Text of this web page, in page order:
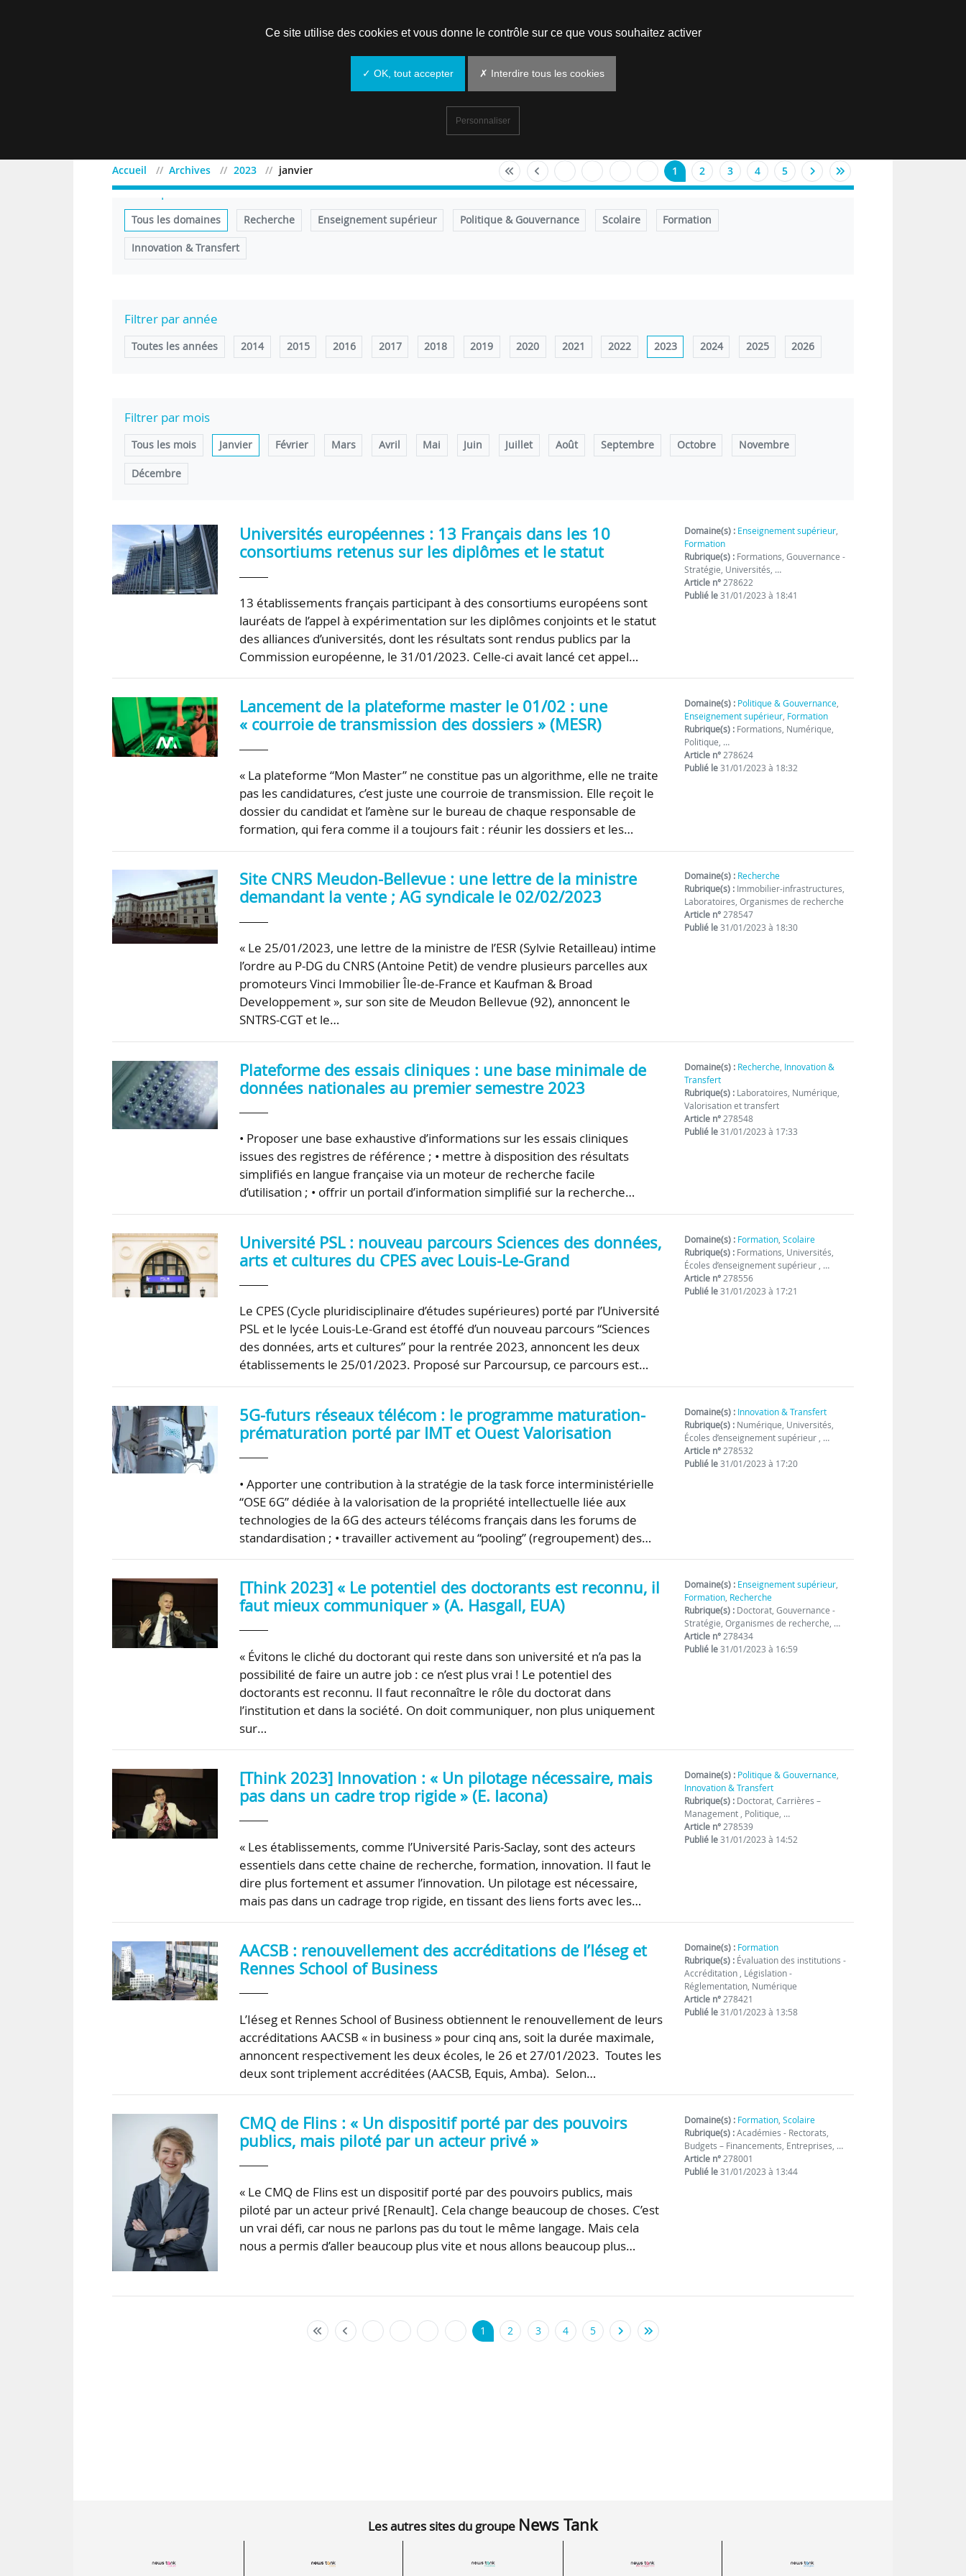
Accueil Archives 2023 janvier 1 2 3 4 5
Filtrer par domaine
Tous les domaines Recherche Enseignement supérieur Politique & Gouvernance Scolaire Formation
Innovation & Transfert
Filtrer par année
Toutes les années 2014 2015 2016 2017 2018 2019 2020 2021 2022 2023 2024 2025 2026
Filtrer par mois
Tous les mois Janvier Février Mars Avril Mai Juin Juillet Août Septembre Octobre Novembre
Décembre
Universités européennes : 13 Français dans les 10
consortiums retenus sur les diplômes et le statut
13 établissements français participant à des consortiums européens sont
lauréats de l’appel à expérimentation sur les diplômes conjoints et le statut
des alliances d’universités, dont les résultats sont rendus publics par la
Commission européenne, le 31/01/2023. Celle-ci avait lancé cet appel…
Domaine(s) : Enseignement supérieur,
Formation
Rubrique(s) : Formations, Gouvernance -
Stratégie, Universités, …
Article n°278622
Publié le31/01/2023 à 18:41
Lancement de la plateforme master le 01/02 : une
« courroie de transmission des dossiers » (MESR)
« La plateforme “Mon Master” ne constitue pas un algorithme, elle ne traite
pas les candidatures, c’est juste une courroie de transmission. Elle reçoit le
dossier du candidat et l’amène sur le bureau de chaque responsable de
formation, qui fera comme il a toujours fait : réunir les dossiers et les…
Domaine(s) : Politique & Gouvernance,
Enseignement supérieur, Formation
Rubrique(s) : Formations, Numérique,
Politique, …
Article n°278624
Publié le31/01/2023 à 18:32
Site CNRS Meudon-Bellevue : une lettre de la ministre
demandant la vente ; AG syndicale le 02/02/2023
« Le 25/01/2023, une lettre de la ministre de l’ESR (Sylvie Retailleau) intime
l’ordre au P-DG du CNRS (Antoine Petit) de vendre plusieurs parcelles aux
promoteurs Vinci Immobilier Île-de-France et Kaufman & Broad
Developpement », sur son site de Meudon Bellevue (92), annoncent le
SNTRS-CGT et le…
Domaine(s) : Recherche
Rubrique(s) : Immobilier-infrastructures,
Laboratoires, Organismes de recherche
Article n°278547
Publié le31/01/2023 à 18:30
Plateforme des essais cliniques : une base minimale de
données nationales au premier semestre 2023
• Proposer une base exhaustive d’informations sur les essais cliniques
issues des registres de référence ; • mettre à disposition des résultats
simplifiés en langue française via un moteur de recherche facile
d’utilisation ; • offrir un portail d’information simplifié sur la recherche…
Domaine(s) : Recherche, Innovation &
Transfert
Rubrique(s) : Laboratoires, Numérique,
Valorisation et transfert
Article n°278548
Publié le31/01/2023 à 17:33
Université PSL : nouveau parcours Sciences des données,
arts et cultures du CPES avec Louis-Le-Grand
Le CPES (Cycle pluridisciplinaire d’études supérieures) porté par l’Université
PSL et le lycée Louis-Le-Grand est étoffé d’un nouveau parcours “Sciences
des données, arts et cultures” pour la rentrée 2023, annoncent les deux
établissements le 25/01/2023. Proposé sur Parcoursup, ce parcours est…
Domaine(s) : Formation,Scolaire
Rubrique(s) : Formations, Universités,
Écoles d’enseignement supérieur , …
Article n°278556
Publié le31/01/2023 à 17:21
5G-futurs réseaux télécom : le programme maturation-
prématuration porté par IMT et Ouest Valorisation
• Apporter une contribution à la stratégie de la task force interministérielle
“OSE 6G” dédiée à la valorisation de la propriété intellectuelle liée aux
technologies de la 6G des acteurs télécoms français dans les forums de
standardisation ; • travailler activement au “pooling” (regroupement) des…
Domaine(s) : Innovation & Transfert
Rubrique(s) : Numérique, Universités,
Écoles d’enseignement supérieur , …
Article n°278532
Publié le31/01/2023 à 17:20
[Think 2023] « Le potentiel des doctorants est reconnu, il
faut mieux communiquer » (A. Hasgall, EUA)
« Évitons le cliché du doctorant qui reste dans son université et n’a pas la
possibilité de faire un autre job : ce n’est plus vrai ! Le potentiel des
doctorants est reconnu. Il faut reconnaître le rôle du doctorat dans
l’institution et dans la société. On doit communiquer, non plus uniquement
sur…
Domaine(s) : Enseignement supérieur,
Formation, Recherche
Rubrique(s) : Doctorat, Gouvernance -
Stratégie, Organismes de recherche, …
Article n°278434
Publié le31/01/2023 à 16:59
[Think 2023] Innovation : « Un pilotage nécessaire, mais
pas dans un cadre trop rigide » (E. Iacona)
« Les établissements, comme l’Université Paris-Saclay, sont des acteurs
essentiels dans cette chaine de recherche, formation, innovation. Il faut le
dire plus fortement et assumer l’innovation. Un pilotage est nécessaire,
mais pas dans un cadrage trop rigide, en tissant des liens forts avec les…
Domaine(s) : Politique & Gouvernance,
Innovation & Transfert
Rubrique(s) : Doctorat, Carrières –
Management , Politique, …
Article n°278539
Publié le31/01/2023 à 14:52
AACSB : renouvellement des accréditations de l’Iéseg et
Rennes School of Business
L’Iéseg et Rennes School of Business obtiennent le renouvellement de leurs
accréditations AACSB « in business » pour cinq ans, soit la durée maximale,
annoncent respectivement les deux écoles, le 26 et 27/01/2023. Toutes les
deux sont triplement accréditées (AACSB, Equis, Amba). Selon…
Domaine(s) : Formation
Rubrique(s) : Évaluation des institutions -
Accréditation , Législation -
Réglementation, Numérique
Article n°278421
Publié le31/01/2023 à 13:58
CMQ de Flins : « Un dispositif porté par des pouvoirs
publics, mais piloté par un acteur privé »
« Le CMQ de Flins est un dispositif porté par des pouvoirs publics, mais
piloté par un acteur privé [Renault]. Cela change beaucoup de choses. C’est
un vrai défi, car nous ne parlons pas du tout le même langage. Mais cela
nous a permis d’aller beaucoup plus vite et nous allons beaucoup plus…
Domaine(s) : Formation,Scolaire
Rubrique(s) :Académies - Rectorats,
Budgets – Financements, Entreprises, …
Article n°278001
Publié le31/01/2023 à 13:44
1 2 3 4 5
Les autres sites du groupe News Tank
Ce site utilise des cookies et vous donne le contrôle sur ce que vous souhaitez activer
✓ OK, tout accepter ✗ Interdire tous les cookies
Personnaliser